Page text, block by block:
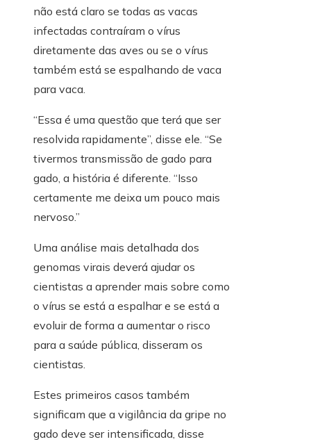
não está claro se todas as vacas
infectadas contraíram o vírus
diretamente das aves ou se o vírus
também está se espalhando de vaca
para vaca.
“Essa é uma questão que terá que ser
resolvida rapidamente”, disse ele. “Se
tivermos transmissão de gado para
gado, a história é diferente. “Isso
certamente me deixa um pouco mais
nervoso.”
Uma análise mais detalhada dos
genomas virais deverá ajudar os
cientistas a aprender mais sobre como
o vírus se está a espalhar e se está a
evoluir de forma a aumentar o risco
para a saúde pública, disseram os
cientistas.
Estes primeiros casos também
significam que a vigilância da gripe no
gado deve ser intensificada, disse